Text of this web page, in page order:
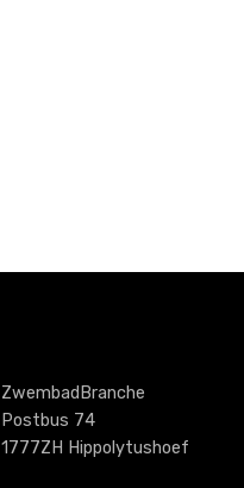
ZwembadBranche
Postbus 74
1777ZH Hippolytushoef